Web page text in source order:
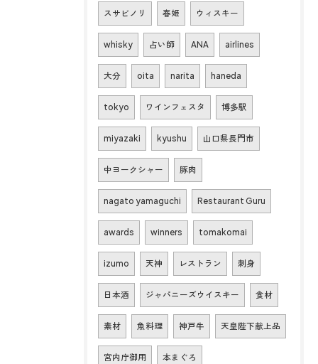
スサビノリ 春姫 ウィスキー
whisky 占い師 ANA airlines
大分 oita narita haneda
tokyo ワインフェスタ 博多駅
miyazaki kyushu 山口県長門市
中ヨークシャー 豚肉
nagato yamaguchi Restaurant Guru
awards winners tomakomai
izumo 天神 レストラン 刺身
日本酒 ジャパニーズウイスキー 食材
素材 魚料理 神戸牛 天皇陛下献上品
宮内庁御用 本まぐろ